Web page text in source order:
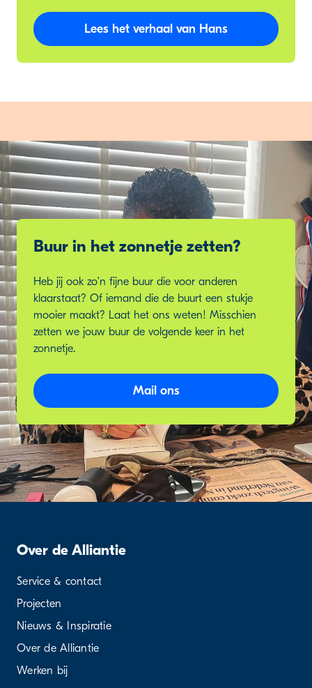
Lees het verhaal van Hans
Buur in het zonnetje zetten?
Heb jij ook zo’n fijne buur die voor anderen
klaarstaat? Of iemand die de buurt een stukje
mooier maakt? Laat het ons weten! Misschien
zetten we jouw buur de volgende keer in het
zonnetje.
Mail ons
Over de Alliantie
Service & contact
Projecten
Nieuws & Inspiratie
Over de Alliantie
Werken bij